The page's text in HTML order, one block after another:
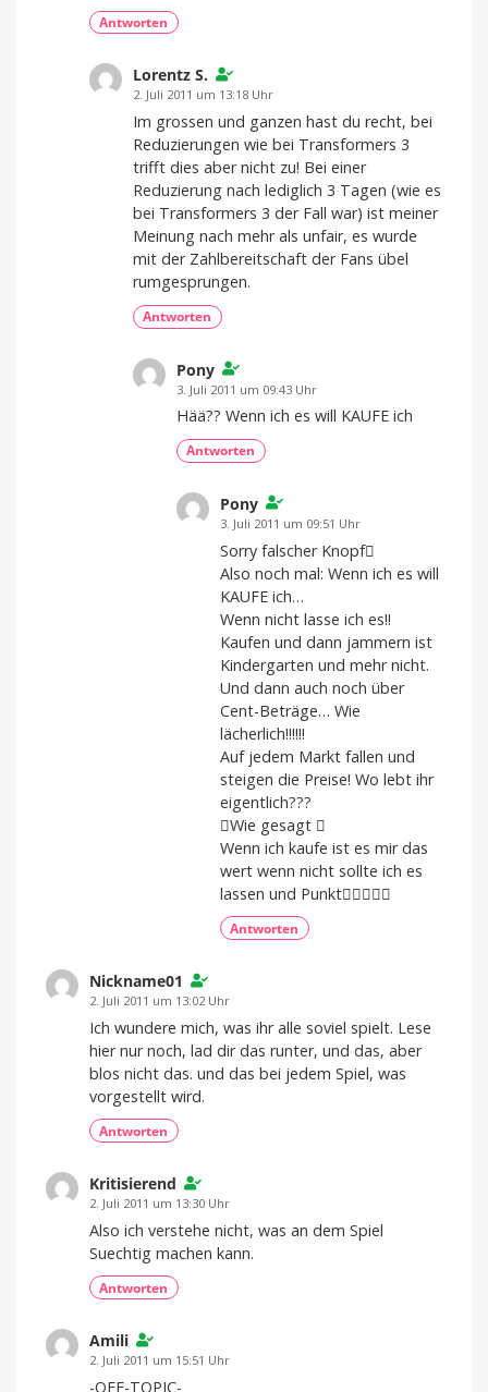
Antworten
Lorentz S.
2. Juli 2011 um 13:18 Uhr
Im grossen und ganzen hast du recht, bei
Reduzierungen wie bei Transformers 3
trifft dies aber nicht zu! Bei einer
Reduzierung nach lediglich 3 Tagen (wie es
bei Transformers 3 der Fall war) ist meiner
Meinung nach mehr als unfair, es wurde
mit der Zahlbereitschaft der Fans übel
rumgesprungen.
Antworten
Pony
3. Juli 2011 um 09:43 Uhr
Hää?? Wenn ich es will KAUFE ich
Antworten
Pony
3. Juli 2011 um 09:51 Uhr
Sorry falscher Knopf
Also noch mal: Wenn ich es will
KAUFE ich…
Wenn nicht lasse ich es!!
Kaufen und dann jammern ist
Kindergarten und mehr nicht.
Und dann auch noch über
Cent-Beträge… Wie
lächerlich!!!!!!
Auf jedem Markt fallen und
steigen die Preise! Wo lebt ihr
eigentlich???
Wie gesagt 
Wenn ich kaufe ist es mir das
wert wenn nicht sollte ich es
lassen und Punkt
Antworten
Nickname01
2. Juli 2011 um 13:02 Uhr
Ich wundere mich, was ihr alle soviel spielt. Lese
hier nur noch, lad dir das runter, und das, aber
blos nicht das. und das bei jedem Spiel, was
vorgestellt wird.
Antworten
Kritisierend
2. Juli 2011 um 13:30 Uhr
Also ich verstehe nicht, was an dem Spiel
Suechtig machen kann.
Antworten
Amili
2. Juli 2011 um 15:51 Uhr
-OFF-TOPIC-